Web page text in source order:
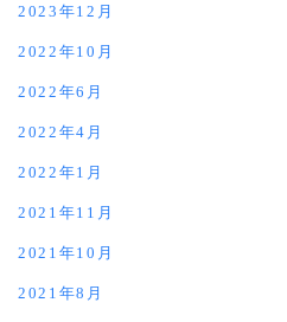
2023年12月
2022年10月
2022年6月
2022年4月
2022年1月
2021年11月
2021年10月
2021年8月